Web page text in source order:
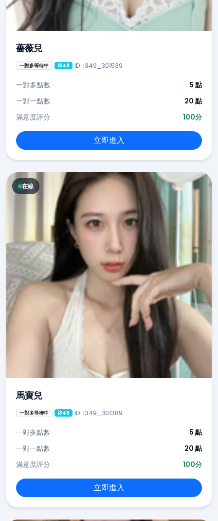
薔薇兒
一對多等待中 i349 ID: i349_301539
一對多點數
5 點
一對一點數
20 點
滿意度評分
100分
立即進入
在線
馬寶兒
一對多等待中 i349 ID: i349_301389
一對多點數
5 點
一對一點數
20 點
滿意度評分
100分
立即進入